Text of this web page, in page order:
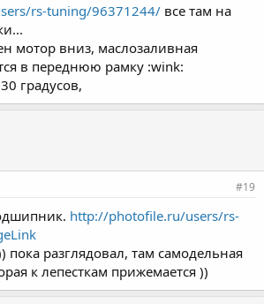
rs-tuning/96371244/ все там на
мотор вниз, маслозаливная
в переднюю рамку :wink:
градусов,
#19
http://photofile.ru/users/rs-
пока разглядовал, там самодельная
к лепесткам прижемается ))